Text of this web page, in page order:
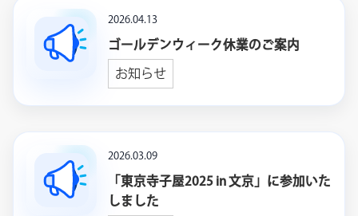
お知らせ
リクルート
日本語
2026.04.13
ゴールデンウィーク休業のご案内
お知らせ
2026.03.09
「東京寺子屋2025 in 文京」に参加いた
しました